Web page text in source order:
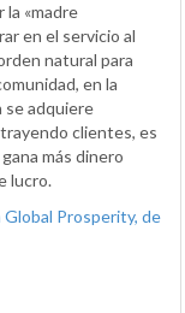
la «madre
en el servicio al
natural para
en la
se adquiere
clientes, es
más dinero
lucro.
Prosperity, de